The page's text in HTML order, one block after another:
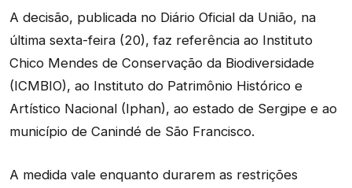
A decisão, publicada no Diário Oficial da União, na
última sexta-feira (20), faz referência ao Instituto
Chico Mendes de Conservação da Biodiversidade
(ICMBIO), ao Instituto do Patrimônio Histórico e
Artístico Nacional (Iphan), ao estado de Sergipe e ao
município de Canindé de São Francisco.
A medida vale enquanto durarem as restrições